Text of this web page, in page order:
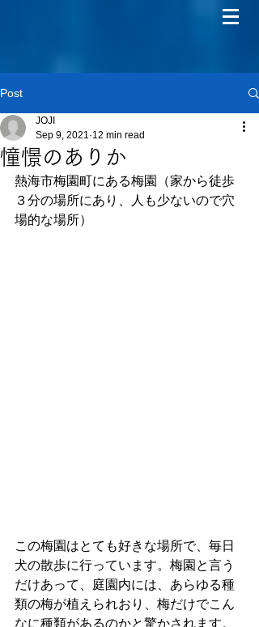
Post
憧憬のありか
JOJI
Sep 9, 2021 12 min read
熱海市梅園町にある梅園（家から徒歩
３分の場所にあり、人も少ないので穴
場的な場所）
この梅園はとても好きな場所で、毎日
犬の散歩に行っています。梅園と言う
だけあって、庭園内には、あらゆる種
類の梅が植えられおり、梅だけでこん
なに種類があるのかと驚かされます。